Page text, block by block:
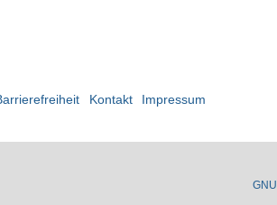
Kontakt Impressum
GNU